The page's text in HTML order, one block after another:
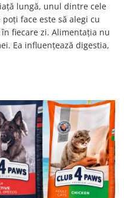
lungă, unul dintre cele
face este să alegi cu
fiecare zi. Alimentația nu
Ea influențează digestia,